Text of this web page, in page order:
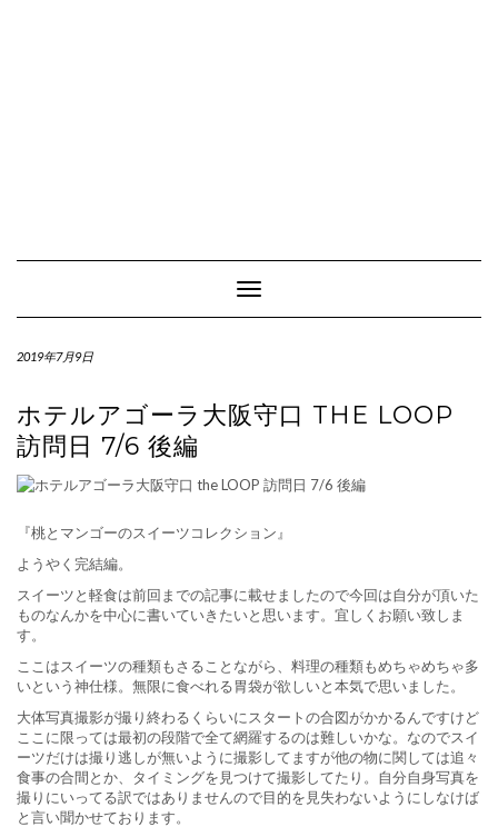
Toggle Navigation
2019年7月9日
ホテルアゴーラ大阪守口 THE LOOP
訪問日 7/6 後編
『桃とマンゴーのスイーツコレクション』
ようやく完結編。
スイーツと軽食は前回までの記事に載せましたので今回は自分が頂いた
ものなんかを中心に書いていきたいと思います。宜しくお願い致しま
す。
ここはスイーツの種類もさることながら、料理の種類もめちゃめちゃ多
いという神仕様。無限に食べれる胃袋が欲しいと本気で思いました。
大体写真撮影が撮り終わるくらいにスタートの合図がかかるんですけど
ここに限っては最初の段階で全て網羅するのは難しいかな。なのでスイ
ーツだけは撮り逃しが無いように撮影してますが他の物に関しては追々
食事の合間とか、タイミングを見つけて撮影してたり。自分自身写真を
撮りにいってる訳ではありませんので目的を見失わないようにしなけば
と言い聞かせております。